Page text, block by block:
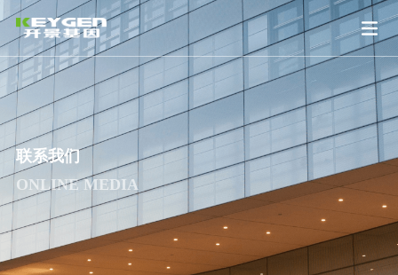
联系我们
ONLINE MEDIA